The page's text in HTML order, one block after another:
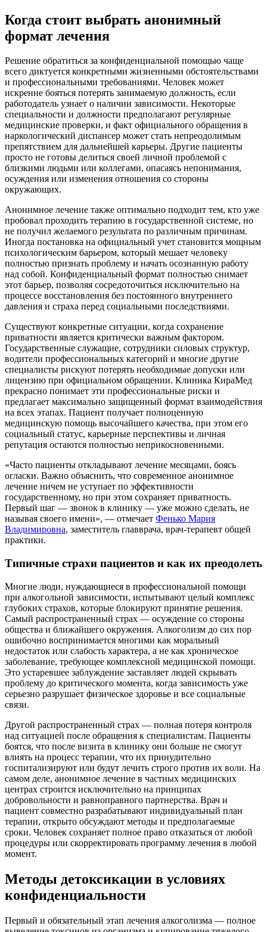
Когда стоит выбрать анонимный
формат лечения
Решение обратиться за конфиденциальной помощью чаще
всего диктуется конкретными жизненными обстоятельствами
и профессиональными требованиями. Человек может
искренне бояться потерять занимаемую должность, если
работодатель узнает о наличии зависимости. Некоторые
специальности и должности предполагают регулярные
медицинские проверки, и факт официального обращения в
наркологический диспансер может стать непреодолимым
препятствием для дальнейшей карьеры. Другие пациенты
просто не готовы делиться своей личной проблемой с
близкими людьми или коллегами, опасаясь непонимания,
осуждения или изменения отношения со стороны
окружающих.
Анонимное лечение также оптимально подходит тем, кто уже
пробовал проходить терапию в государственной системе, но
не получил желаемого результата по различным причинам.
Иногда постановка на официальный учет становится мощным
психологическим барьером, который мешает человеку
полностью признать проблему и начать осознанную работу
над собой. Конфиденциальный формат полностью снимает
этот барьер, позволяя сосредоточиться исключительно на
процессе восстановления без постоянного внутреннего
давления и страха перед социальными последствиями.
Существуют конкретные ситуации, когда сохранение
приватности является критически важным фактором.
Государственные служащие, сотрудники силовых структур,
водители профессиональных категорий и многие другие
специалисты рискуют потерять необходимые допуски или
лицензию при официальном обращении. Клиника КираМед
прекрасно понимает эти профессиональные риски и
предлагает максимально защищенный формат взаимодействия
на всех этапах. Пациент получает полноценную
медицинскую помощь высочайшего качества, при этом его
социальный статус, карьерные перспективы и личная
репутация остаются полностью неприкосновенными.
«Часто пациенты откладывают лечение месяцами, боясь
огласки. Важно объяснить, что современное анонимное
лечение ничем не уступает по эффективности
государственному, но при этом сохраняет приватность.
Первый шаг — звонок в клинику — уже можно сделать, не
называя своего имени», — отмечает Фенько Мария
Владимировна, заместитель главврача, врач-терапевт общей
практики.
Типичные страхи пациентов и как их преодолеть
Многие люди, нуждающиеся в профессиональной помощи
при алкогольной зависимости, испытывают целый комплекс
глубоких страхов, которые блокируют принятие решения.
Самый распространенный страх — осуждение со стороны
общества и ближайшего окружения. Алкоголизм до сих пор
ошибочно воспринимается многими как моральный
недостаток или слабость характера, а не как хроническое
заболевание, требующее комплексной медицинской помощи.
Это устаревшее заблуждение заставляет людей скрывать
проблему до критического момента, когда зависимость уже
серьезно разрушает физическое здоровье и все социальные
связи.
Другой распространенный страх — полная потеря контроля
над ситуацией после обращения к специалистам. Пациенты
боятся, что после визита в клинику они больше не смогут
влиять на процесс терапии, что их принудительно
госпитализируют или будут лечить строго против их воли. На
самом деле, анонимное лечение в частных медицинских
центрах строится исключительно на принципах
добровольности и равноправного партнерства. Врач и
пациент совместно разрабатывают индивидуальный план
терапии, открыто обсуждают методы и предполагаемые
сроки. Человек сохраняет полное право отказаться от любой
процедуры или скорректировать программу лечения в любой
момент.
Методы детоксикации в условиях
конфиденциальности
Первый и обязательный этап лечения алкоголизма — полное